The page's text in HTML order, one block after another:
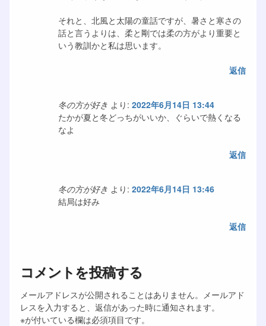
それと、北風と太陽の童話ですが、暑さと寒さの
話と言うよりは、柔と剛では柔の方がより重要と
いう教訓かと私は思います。
返信
冬の方が好き より: 2022年6月14日 13:44
たかが夏と冬どっちがいいか、ぐらいで熱くなる
なよ
返信
冬の方が好き より: 2022年6月14日 13:46
結局は好み
返信
コメントを投稿する
メールアドレスが公開されることはありません。メールアド
レスを入力すると、返信があった時に通知されます。
※が付いている欄は必須項目です。